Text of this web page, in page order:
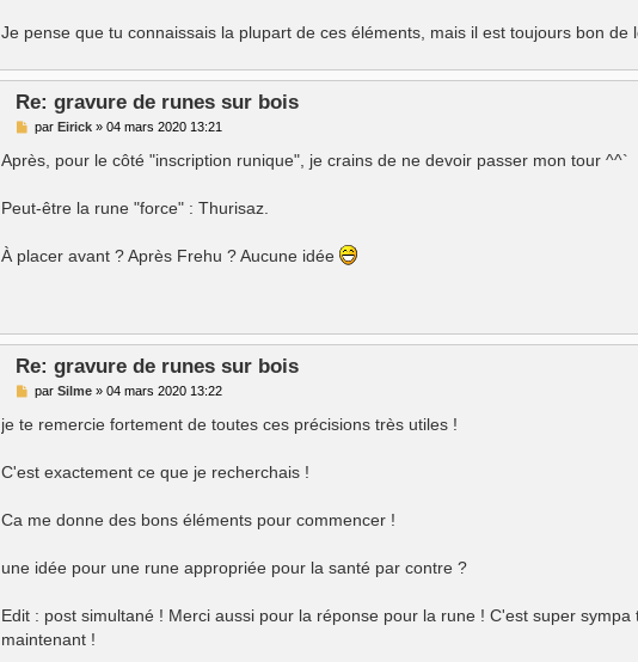
Je pense que tu connaissais la plupart de ces éléments, mais il est toujours bon
Re: gravure de runes sur bois
M
s
g
e
parEirick »04 mars 2020 13:21
Après, pour le côté "inscription runique", je crains de ne devoir passer mon tour ^^`
Peut-être la rune "force" : Thurisaz.
À placer avant ? Après Frehu ? Aucune idée
Re: gravure de runes sur bois
M
s
g
e
parSilme »04 mars 2020 13:22
je te remercie fortement de toutes ces précisions très utiles !
C'est exactement ce que je recherchais !
Ca me donne des bons éléments pour commencer !
une idée pour une rune appropriée pour la santé par contre ?
Edit : post simultané ! Merci aussi pour la réponse pour la rune ! C'est super
maintenant !